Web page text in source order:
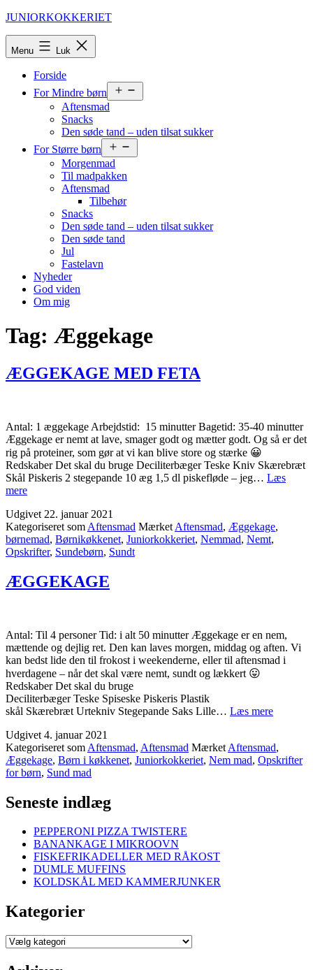
Fortsæt
JUNIORKOKKERIET
Menu Luk
Forside
For Mindre børn
menu
Aftensmad
Snacks
Den søde tand – uden tilsat sukker
For Større børn
menu
Morgenmad
Til madpakken
Aftensmad
Tilbehør
Snacks
Den søde tand – uden tilsat sukker
Den søde tand
Jul
Fastelavn
Nyheder
God viden
Om mig
Tag: Æggekage
ÆGGEKAGE MED FETA
Antal: 1 æggekage Arbejdstid: 15 minutter Bagetid: 35-40 minutter
Æggekage er nemt at lave, smager godt og mætter godt. Og så er det
rig på proteiner, som gør at vi kan blive store og stærke 😀
Redskaber Det skal du bruge Deciliterbæger Teske Kniv Skærebræt
Skål Piskeris 2 stegepande 10 æg 1,5 dl piskefløde – jeg… Læs
mereÆGGEKAGE
FETA
Udgivet 22. januar 2021
Kategoriseret som Aftensmad Mærket Aftensmad, Æggekage,
børnemad, Børnikøkkenet, Juniorkokkeriet, Nemmad, Nemt,
Opskrifter, Sundebørn, Sundt
ÆGGEKAGE
Antal: Til 4 personer Tid: i alt 50 minutter Æggekage er en nem,
mættende og dejlig ret. Den kan laves morgen, middag og aften. Vi
kan bedst lide den til frokost i weekenderne, eller til aftensmad i
hverdagene – når det skal være nemt, sundt og lækkert 😛
Redskaber Det skal du bruge
Deciliterbæger Teske Spiseske Piskeris Plastik
skål Skærebræt Urtekniv Stegepande Saks Lille… Læs mere
Udgivet 4. januar 2021
Kategoriseret som Aftensmad, Aftensmad Mærket Aftensmad,
Æggekage, Børn i køkkenet, Juniorkokkeriet, Nem mad, Opskrifter
for børn, Sund mad
Seneste indlæg
PEPPERONI PIZZA TWISTERE
BANANKAGE I MIKROOVN
FISKEFRIKADELLER MED RÅKOST
DUMLE MUFFINS
KOLDSKÅL MED KAMMERJUNKER
Kategorier
Kategorier